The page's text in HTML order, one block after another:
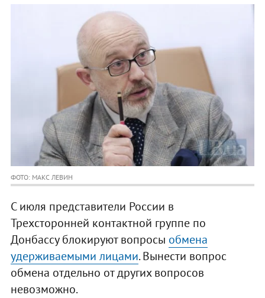
ФОТО: МАКС ЛЕВИН
С июля представители России в
Трехсторонней контактной группе по
Донбассу блокируют вопросы обмена
удерживаемыми лицами. Вынести вопрос
обмена отдельно от других вопросов
невозможно.